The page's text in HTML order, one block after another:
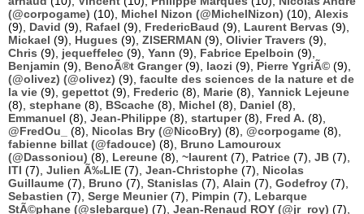
(@corpogame) (10), Michel Nizon (@MichelNizon) (10), Alexis
(9), David (9), Rafael (9), FredericBaud (9), Laurent Bervas (9),
Mickael (9), Hugues (9), ZISERMAN (9), Olivier Travers (9),
Chris (9), jequeffelec (9), Yann (9), Fabrice Epelboin (9),
Benjamin (9), BenoÃ®t Granger(9), laozi (9), Pierre YgriÃ© (9),
(@olivez) (@olivez) (9), faculte des sciences de la nature et de
la vie (9), gepettot (9), Frederic (8), Marie (8), Yannick Lejeune
(8), stephane (8), BScache (8), Michel (8), Daniel (8),
Emmanuel (8), Jean-Philippe (8), startuper(8), Fred A. (8),
@FredOu_
(8), Nicolas Bry (@NicoBry) (8), @corpogame (8),
fabienne billat (@fadouce) (8), Bruno Lamouroux
(@Dassoniou) (8), Lereune (8), ~laurent (7), Patrice (7), JB (7),
ITI (7), Julien Ã‰LIE (7), Jean-Christophe (7), Nicolas
Guillaume (7), Bruno (7), Stanislas (7), Alain (7), Godefroy (7),
Sebastien (7), Serge Meunier(7), Pimpin (7), Lebarque
StÃ©phane (@slebarque) (7), Jean-Renaud ROY (@jr_roy) (7),